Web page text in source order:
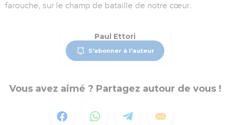
farouche, sur le champ de bataille de notre cœur.
Paul Ettori
S'abonner à l'auteur
Vous avez aimé ? Partagez autour de vous !